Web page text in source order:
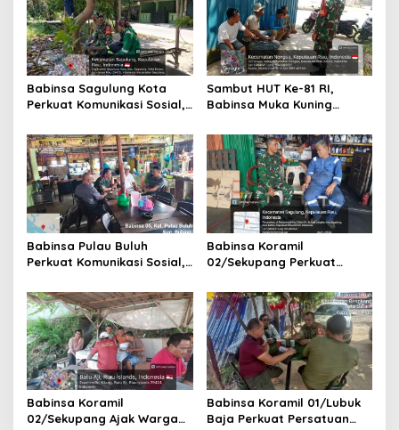
p
o
s
Babinsa Sagulung Kota
Perkuat Komunikasi Sosial,
Kerja dan Pengawasan
Pembangunan Koperasi
Merah Putih
Sambut HUT Ke-81 RI,
Babinsa Muka Kuning
Semangat Gotong Royong
Bersama Warga
Babinsa Pulau Buluh
Perkuat Komunikasi Sosial,
Kerja Penambang dan
Pentingnya Menjaga
Keamanan Lingkungan
Babinsa Koramil
02/Sekupang Perkuat
Kerja dan Ketertiban
Lingkungan Lewat Komsos
di Sungai Langkai
Babinsa Koramil
02/Sekupang Ajak Warga
Babinsa Koramil 01/Lubuk
Baja Perkuat Persatuan